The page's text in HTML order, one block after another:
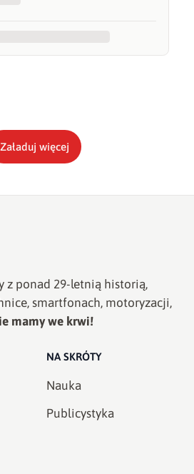
Załaduj więcej
z ponad 29-letnią historią,
smartfonach, motoryzacji,
mamy we krwi!
NA SKRÓTY
Nauka
Publicystyka